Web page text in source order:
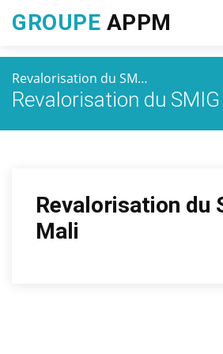
GROUPE APPM
Revalorisation du SM…
Revalorisation du
Revalorisation du
Mali